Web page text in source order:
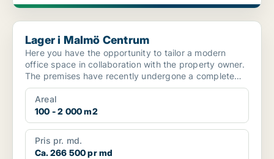
Lager i Malmö Centrum
Lager i Malmö Centrum
Here you have the opportunity to tailor a modern
office space in collaboration with the property owner.
The premises have recently undergone a complete
renov...
Areal
100 - 2 000 m2
Pris pr. md.
Ca. 266 500 pr md